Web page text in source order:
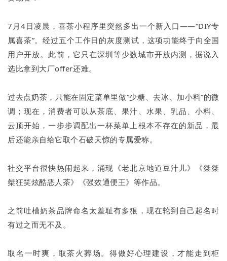
7月4日凌晨，喜茶小程序里突然多出一个新入口——“DIY专
属喜茶”。经过五个工作日的灰度测试，这项功能终于向全国
用户开放。此前，它只在深圳等少数城市开放内测，据说入
选比拿到大厂offer还难。
过去点奶茶，只能在固定菜单里做“少糖、去冰、加小料”的微
调；现在，消费者可以从茶底、果汁、水果、乳品、小料、
云顶开始，一步步调配出一杯菜单上根本不存在的新品，最
后还能亲自给它取个石破天惊的专属爱称。
社交平台很快热闹起来，涌现《老北京地道豆汁儿》《桀桀
桀狂笑炫酷恶人茶》《强效通便王》等作品。
之前吐槽奶茶品牌命名太羞耻有多狠，现在轮到自己起名时
有过之而无不及。
取名一时爽，取茶火葬场。得做好心理建设，才能走到柜